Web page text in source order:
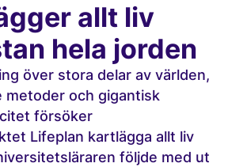
allt liv
hela jorden
över stora delar av världen,
metoder och gigantisk
försöker
Lifeplan kartlägga allt liv
följde med ut